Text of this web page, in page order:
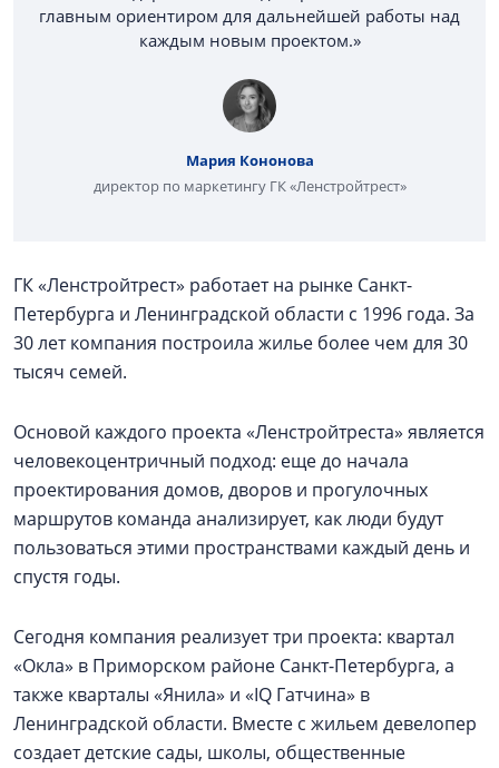
главным ориентиром для дальнейшей работы над
каждым новым проектом.»
Мария Кононова
директор по маркетингу ГК «Ленстройтрест»
ГК «Ленстройтрест» работает на рынке Санкт-
Петербурга и Ленинградской области с 1996 года. За
30 лет компания построила жилье более чем для 30
тысяч семей.
Основой каждого проекта «Ленстройтреста» является
человекоцентричный подход: еще до начала
проектирования домов, дворов и прогулочных
маршрутов команда анализирует, как люди будут
пользоваться этими пространствами каждый день и
спустя годы.
Сегодня компания реализует три проекта: квартал
«Окла» в Приморском районе Санкт-Петербурга, а
также кварталы «Янила» и «IQ Гатчина» в
Ленинградской области. Вместе с жильем девелопер
создает детские сады, школы, общественные